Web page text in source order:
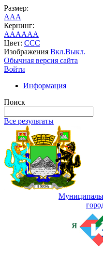
Размер:
AAA
Кернинг:
AAAAAA
Цвет: CCC
Изображения Вкл.Выкл.
Обычная версия сайта
Войти
Информация
Поиск
Все результаты
Я